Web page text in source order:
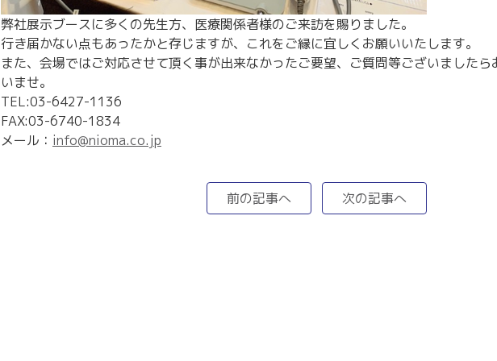
弊社展示ブースに多くの先生方、医療関係者様のご来訪を賜りました。
行き届かない点もあったかと存じますが、これをご縁に宜しくお願いいたします。
また、会場ではご対応させて頂く事が出来なかったご要望、ご質問等ございました
いませ。
TEL:03-6427-1136
FAX:03-6740-1834
メール： info@nioma.co.jp
前の記事へ 次の記事へ